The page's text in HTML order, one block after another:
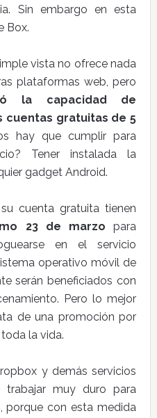
Sin embargo en esta
Box.
vista no ofrece nada
plataformas web, pero
la capacidad de
cuentas gratuitas de 5
hay que cumplir para
Tener instalada la
gadget Android.
cuenta gratuita tienen
23 de marzo para
en el servicio
operativo móvil de
serán beneficiados con
Pero lo mejor
de una promoción por
la vida.
y demás servicios
muy duro para
porque con esta medida